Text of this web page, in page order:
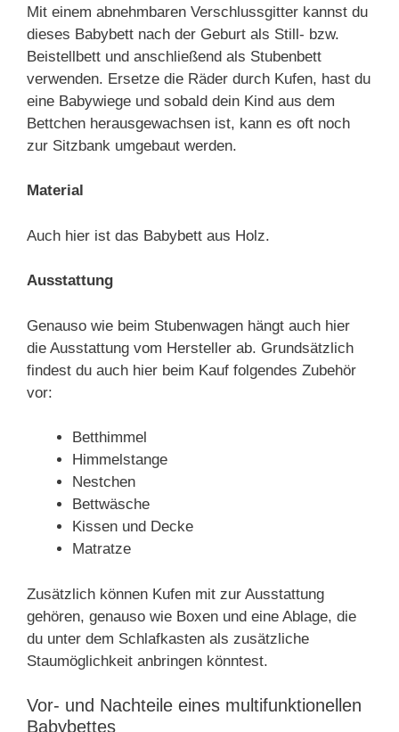
Mit einem abnehmbaren Verschlussgitter kannst du
dieses Babybett nach der Geburt als Still- bzw.
Beistellbett und anschließend als Stubenbett
verwenden. Ersetze die Räder durch Kufen, hast du
eine Babywiege und sobald dein Kind aus dem
Bettchen herausgewachsen ist, kann es oft noch
zur Sitzbank umgebaut werden.
Material
Auch hier ist das Babybett aus Holz.
Ausstattung
Genauso wie beim Stubenwagen hängt auch hier
die Ausstattung vom Hersteller ab. Grundsätzlich
findest du auch hier beim Kauf folgendes Zubehör
vor:
Betthimmel
Himmelstange
Nestchen
Bettwäsche
Kissen und Decke
Matratze
Zusätzlich können Kufen mit zur Ausstattung
gehören, genauso wie Boxen und eine Ablage, die
du unter dem Schlafkasten als zusätzliche
Staumöglichkeit anbringen könntest.
Vor- und Nachteile eines multifunktionellen
Babybettes